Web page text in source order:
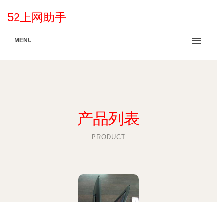
52上网助手
MENU
产品列表
PRODUCT